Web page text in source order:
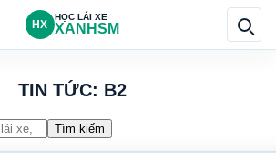
HX
HỌC LÁI XE
XANHSM
TIN TỨC: B2
Tìm kiếm